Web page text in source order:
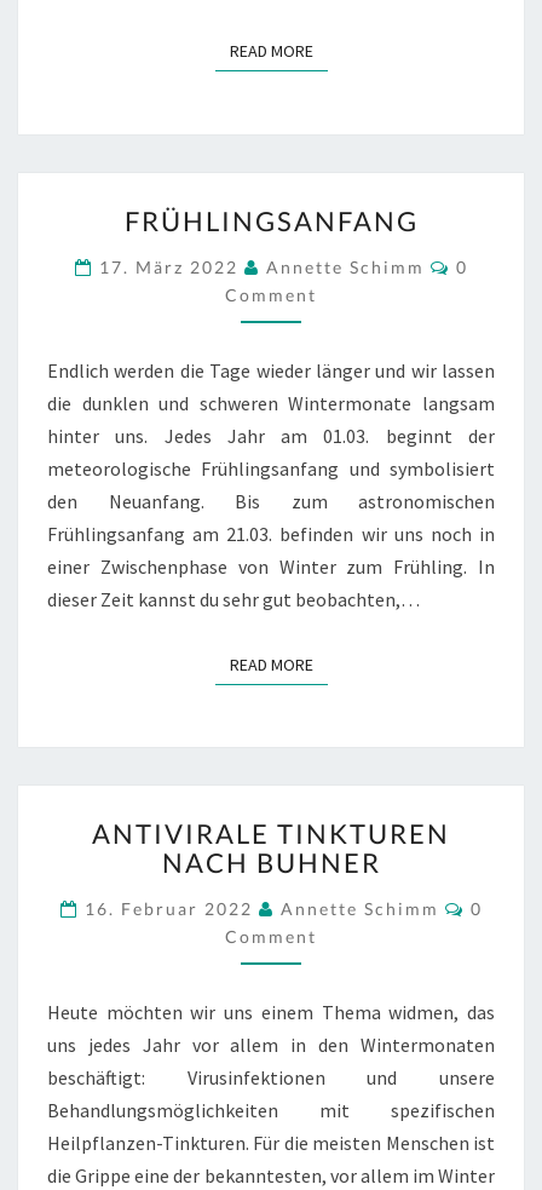
READ MOREREAD MORE
FRÜHLINGSANFANG
17. März 2022 Annette Schimm
0
Comment
Endlich werden die Tage wieder länger und wir lassen
die dunklen und schweren Wintermonate langsam
hinter uns. Jedes Jahr am 01.03. beginnt der
meteorologische Frühlingsanfang und symbolisiert
den Neuanfang. Bis zum astronomischen
Frühlingsanfang am 21.03. befinden wir uns noch in
einer Zwischenphase von Winter zum Frühling. In
dieser Zeit kannst du sehr gut beobachten,…
READ MOREREAD MORE
TINKTUREN
NACH
ANTIVIRALE TINKTUREN
NACH BUHNER
16. Februar 2022 Annette Schimm
0
Comment
Heute möchten wir uns einem Thema widmen, das
uns jedes Jahr vor allem in den Wintermonaten
beschäftigt: Virusinfektionen und unsere
Behandlungsmöglichkeiten mit spezifischen
Heilpflanzen-Tinkturen. Für die meisten Menschen ist
die Grippe eine der bekanntesten, vor allem im Winter